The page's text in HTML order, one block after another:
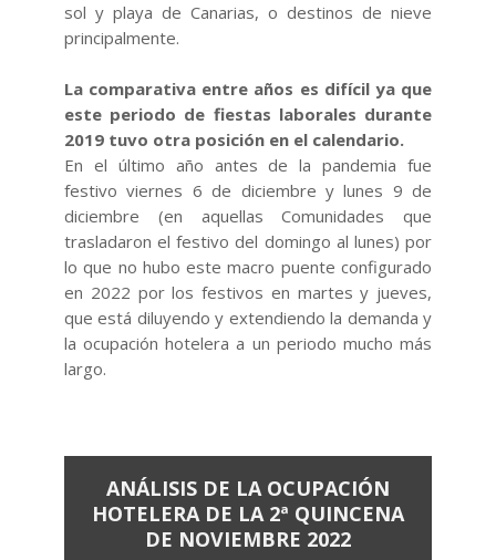
sol y playa de Canarias, o destinos de nieve
principalmente.
La comparativa entre años es difícil ya que
este periodo de fiestas laborales durante
2019 tuvo otra posición en el calendario.
En el último año antes de la pandemia fue
festivo viernes 6 de diciembre y lunes 9 de
diciembre (en aquellas Comunidades que
trasladaron el festivo del domingo al lunes) por
lo que no hubo este macro puente configurado
en 2022 por los festivos en martes y jueves,
que está diluyendo y extendiendo la demanda y
la ocupación hotelera a un periodo mucho más
largo.
ANÁLISIS DE LA OCUPACIÓN
HOTELERA DE LA 2ª QUINCENA
DE NOVIEMBRE 2022